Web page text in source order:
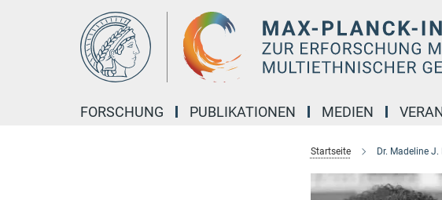
FORSCHUNG PUBLIKATIONEN MEDIEN
Startseite Dr. Madeline J.